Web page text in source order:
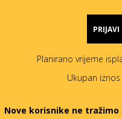
PRIJAVI
Planirano vrijeme
Ukupan
Nove korisnike ne